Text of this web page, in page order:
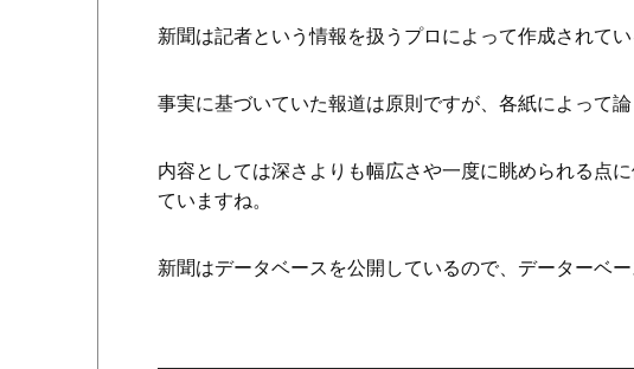
新聞は記者という情報を扱うプロによって作成されて
事実に基づいていた報道は原則ですが、各紙によって論
内容としては深さよりも幅広さや一度に眺められる点
ていますね。
新聞はデータベースを公開しているので、データーベ